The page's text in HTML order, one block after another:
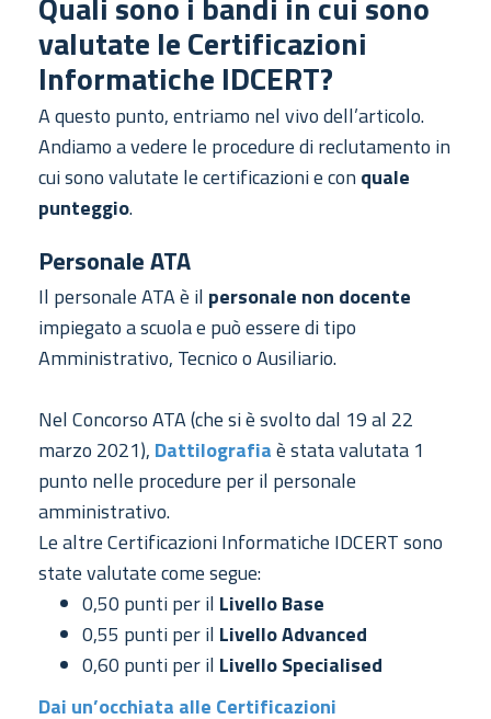
valutate le Certificazioni
Informatiche IDCERT?
A questo punto, entriamo nel vivo dell’articolo.
Andiamo a vedere le procedure di reclutamento in
cui sono valutate le certificazioni e con quale
punteggio.
Personale ATA
Il personale ATA è il personale non docente
impiegato a scuola e può essere di tipo
Amministrativo, Tecnico o Ausiliario.
Nel Concorso ATA (che si è svolto dal 19 al 22
marzo 2021), Dattilografiaè stata valutata 1
punto nelle procedure per il personale
amministrativo.
Le altre Certificazioni Informatiche IDCERT sono
state valutate come segue:
0,50 punti per il Livello Base
0,55 punti per il Livello Advanced
0,60 punti per il Livello Specialised
Dai un’occhiata alle Certificazioni